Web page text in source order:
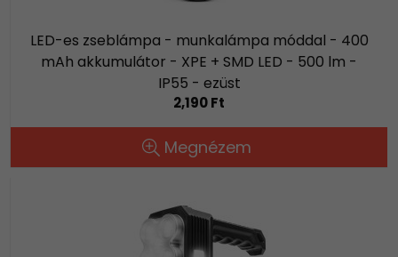
LED-es zseblámpa - munkalámpa móddal - 400
mAh akkumulátor - XPE + SMD LED - 500 lm -
IP55 - ezüst
2,190 Ft
Megnézem